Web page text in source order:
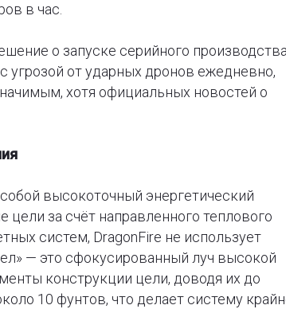
в час.
о запуске серийного производства
угрозой от ударных дронов ежедневно,
хотя официальных новостей о
высокоточный энергетический
за счёт направленного теплового
систем, DragonFire не использует
— это сфокусированный луч высокой
конструкции цели, доводя их до
10 фунтов, что делает систему